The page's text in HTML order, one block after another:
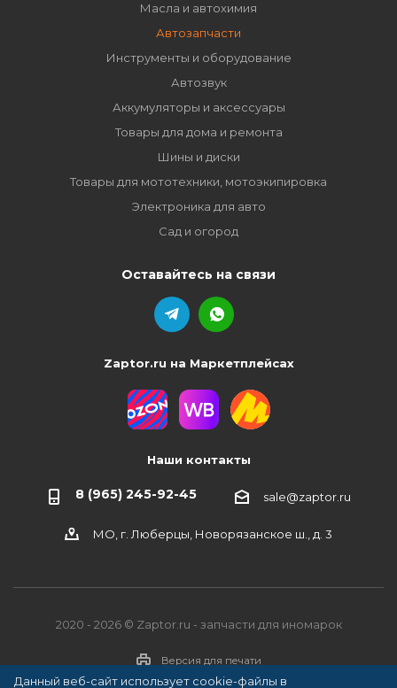
Масла и автохимия
Автозапчасти
Инструменты и оборудование
Автозвук
Аккумуляторы и аксессуары
Товары для дома и ремонта
Шины и диски
Товары для мототехники, мотоэкипировка
Электроника для авто
Сад и огород
Оставайтесь на связи
Zaptor.ru на Маркетплейсах
Наши контакты
8 (965) 245-92-45 sale@zaptor.ru
МО, г. Люберцы, Новорязанское ш., д. 3
2020 - 2026 © Zaptor.ru - запчасти для иномарок
Версия для печати
Данный веб-сайт использует cookie-файлы в